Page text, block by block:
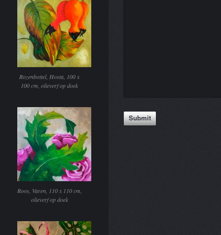
Rozenbottel, Hosta, 100 x
100 cm, olieverf op doek
Roos, Varen, 110 x 110 cm,
olieverf op doek